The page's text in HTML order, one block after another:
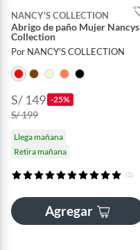
NANCY'S COLLECTION
Abrigo de paño Mujer Nancys
Collection
Por NANCY'S COLLECTION
S/ 149 -25%
S/ 199
Llega mañana
Retira mañana
(1)
Agregar